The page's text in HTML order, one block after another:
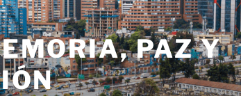
PAZ Y